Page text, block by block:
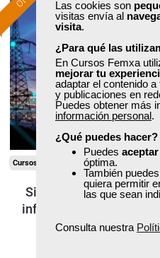
Las cookies son
visitas envía al
visita.
¿Para qué las
En Cursos Femxa
mejorar tu
adaptar el contenido
y publicaciones en
Puedes obtener más
información personal.
¿Qué puedes hacer?
Puedes aceptar
óptima.
También puedes
quiera permitir
las que sean
Consulta nuestra
Formación 100%
subvencionada.
Para desempleados,
trabajadores y autónomos.
Sector
-Energía y Agua.
Cursos Femxa
Sistemas auxiliares a
infraestructuras